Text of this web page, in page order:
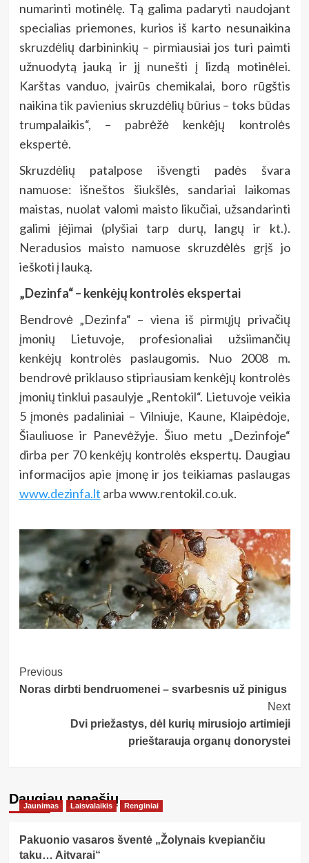
numarinti motinėlę. Tą galima padaryti naudojant
specialias priemones, kurios iš karto nesunaikina
skruzdėlių darbininkių – pirmiausiai jos turi paimti
užnuodytą jauką ir jį nunešti į lizdą motinėlei.
Karštas vanduo, įvairūs chemikalai, boro rūgštis
naikina tik pavienius skruzdėlių būrius – toks būdas
trumpalaikis“, – pabrėžė kenkėjų kontrolės
ekspertė.
Skruzdėlių patalpose išvengti padės švara
namuose: išneštos šiukšlės, sandariai laikomas
maistas, nuolat valomi maisto likučiai, užsandarinti
galimi įėjimai (plyšiai tarp durų, langų ir kt.).
Neradusios maisto namuose skruzdėlės grįš jo
ieškoti į lauką.
„Dezinfa“ – kenkėjų kontrolės ekspertai
Bendrovė „Dezinfa“ – viena iš pirmųjų privačių
įmonių Lietuvoje, profesionaliai užsiimančių
kenkėjų kontrolės paslaugomis. Nuo 2008 m.
bendrovė priklauso stipriausiam kenkėjų kontrolės
įmonių tinklui pasaulyje „Rentokil“. Lietuvoje veikia
5 įmonės padaliniai – Vilniuje, Kaune, Klaipėdoje,
Šiauliuose ir Panevėžyje. Šiuo metu „Dezinfoje“
dirba per 70 kenkėjų kontrolės ekspertų. Daugiau
informacijos apie įmonę ir jos teikiamas paslaugas
www.dezinfa.lt arba www.rentokil.co.uk.
Post
Navigation
Previous
Noras dirbti bendruomenei – svarbesnis už pinigus
Next
Dvi priežastys, dėl kurių mirusiojo artimieji
prieštarauja organų donorystei
Daugiau panašių…
Jaunimas Laisvalaikis Renginiai
Pakuonio vasaros šventė „Žolynais kvepiančiu
taku… Aitvarai“